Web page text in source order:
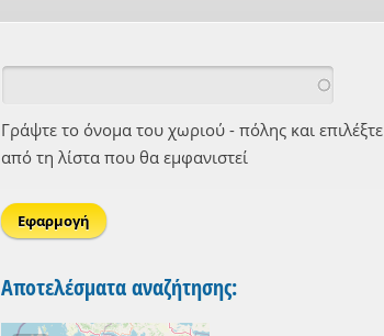
Γράψτε το όνομα του χωριού - πόλης και επιλέξτε
από τη λίστα που θα εμφανιστεί
Αποτελέσματα αναζήτησης: